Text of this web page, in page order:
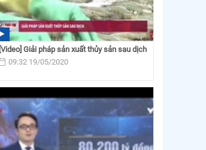
[Video] Giải pháp sản xuất thủy sản sau dịch
09:32 19/05/2020